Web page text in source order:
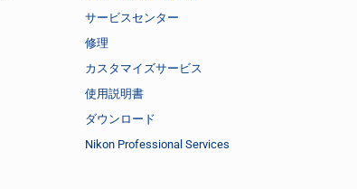
サービスセンター
修理
カスタマイズサービス
使用説明書
ダウンロード
Nikon Professional Services